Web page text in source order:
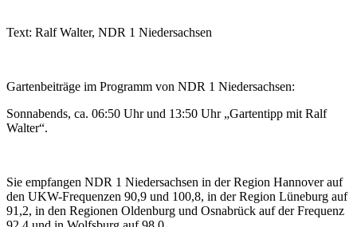
Text: Ralf Walter, NDR 1 Niedersachsen
Gartenbeiträge im Programm von NDR 1 Niedersachsen:
Sonnabends, ca. 06:50 Uhr und 13:50 Uhr „Gartentipp mit Ralf
Walter“.
Sie empfangen NDR 1 Niedersachsen in der Region Hannover auf
den UKW-Frequenzen 90,9 und 100,8, in der Region Lüneburg auf
91,2, in den Regionen Oldenburg und Osnabrück auf der Frequenz